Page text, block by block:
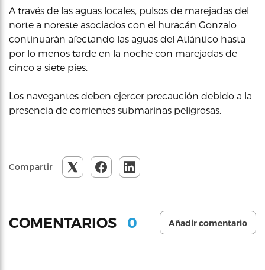
A través de las aguas locales, pulsos de marejadas del
norte a noreste asociados con el huracán Gonzalo
continuarán afectando las aguas del Atlántico hasta
por lo menos tarde en la noche con marejadas de
cinco a siete pies.
Los navegantes deben ejercer precaución debido a la
presencia de corrientes submarinas peligrosas.
Compartir
COMENTARIOS 0 Añadir comentario